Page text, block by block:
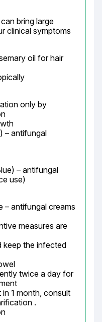
bring large
clinical symptoms
oil for hair
only by
– antifungal
– antifungal
use)
– antifungal creams
measures are
keep the infected
twice a day for
1 month, consult
.